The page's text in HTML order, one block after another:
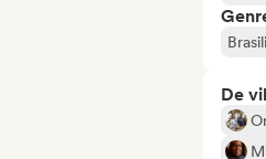
De